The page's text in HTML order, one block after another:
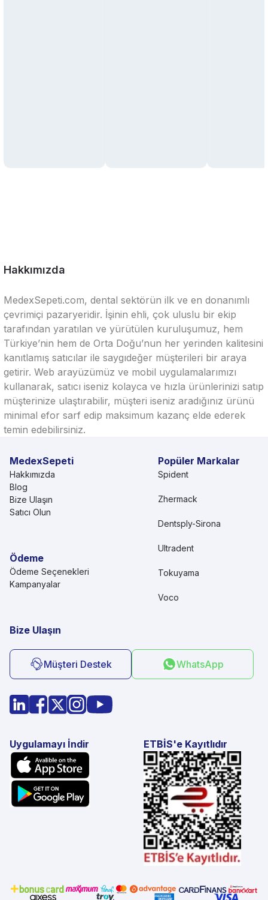
Hakkımızda
MedexSepeti.com, dental sektörün ilk ve en donanımlı
çevrimiçi pazaryeridir. İşinin ehli, çok uluslu bir ekip
tarafından yaratılan ve yürütülen kuruluşumuz, hem
Türkiye’nin hem de Orta Doğu’nun her yerinden kalitesini
kanıtlamış satıcılar ile saygıdeğer müşterileri bir araya
getirir. Web arayüzümüz ve mobil uygulamalarımızı
kullanarak, satıcı iseniz kolayca ve hızla ürünlerinizi satıp
müşterinize ulaştırabilir, müşteri iseniz aradığınız ürünü
minimal efor sarf edip maksimum kazanç elde ederek
temin edebilirsiniz.
MedexSepeti
Hakkımızda
Blog
Bize Ulaşın
Satıcı Olun
Ödeme
Ödeme Seçenekleri
Kampanyalar
Popüler Markalar
Spident
Zhermack
Dentsply-Sirona
Ultradent
Tokuyama
Voco
Bize Ulaşın
Müşteri Destek WhatsApp
Uygulamayı İndir ETBİS'e Kayıtlıdır